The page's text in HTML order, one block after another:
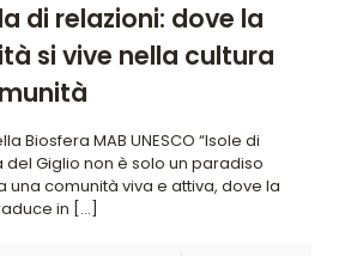
di relazioni: dove la
si vive nella cultura
Biosfera MAB UNESCO “Isole di
del Giglio non è solo un paradiso
una comunità viva e attiva, dove la
in […]